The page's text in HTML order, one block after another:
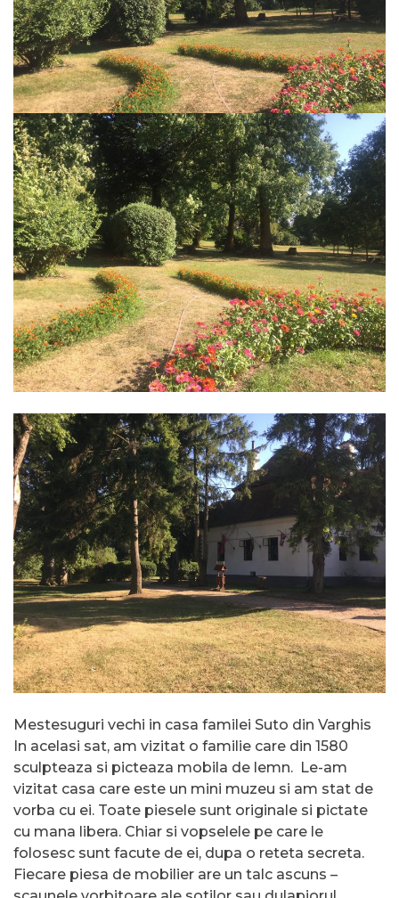
Mestesuguri vechi in casa familei Suto din Varghis
In acelasi sat, am vizitat o familie care din 1580
sculpteaza si picteaza mobila de lemn. Le-am
vizitat casa care este un mini muzeu si am stat de
vorba cu ei. Toate piesele sunt originale si pictate
cu mana libera. Chiar si vopselele pe care le
folosesc sunt facute de ei, dupa o reteta secreta.
Fiecare piesa de mobilier are un talc ascuns –